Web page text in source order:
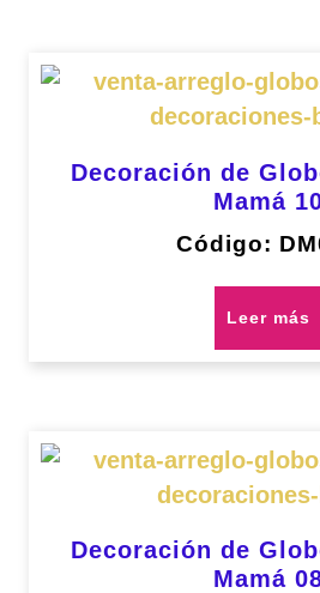
Decoración de
Mamá
Código:
Leer más
Decoración de
Mamá